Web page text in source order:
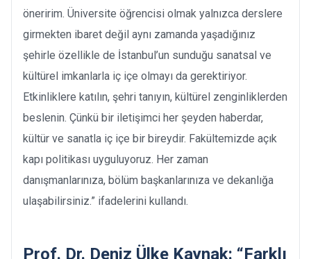
öneririm. Üniversite öğrencisi olmak yalnızca derslere
girmekten ibaret değil aynı zamanda yaşadığınız
şehirle özellikle de İstanbul’un sunduğu sanatsal ve
kültürel imkanlarla iç içe olmayı da gerektiriyor.
Etkinliklere katılın, şehri tanıyın, kültürel zenginliklerden
beslenin. Çünkü bir iletişimci her şeyden haberdar,
kültür ve sanatla iç içe bir bireydir. Fakültemizde açık
kapı politikası uyguluyoruz. Her zaman
danışmanlarınıza, bölüm başkanlarınıza ve dekanlığa
ulaşabilirsiniz.” ifadelerini kullandı.
Prof. Dr. Deniz Ülke Kaynak: “Farklı